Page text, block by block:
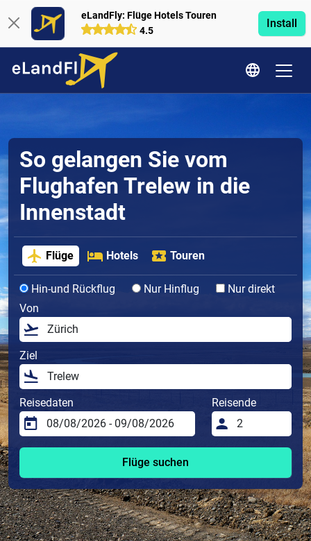
eLandFly: Flüge Hotels Touren
4.5
Install
So gelangen Sie vom
Flughafen Trelew in die
Innenstadt
Flüge Hotels Touren
Hin-und Rückflug Nur Hinflug
Nur direkt
Von
Ziel
Reisedaten Reisende
Flüge suchen